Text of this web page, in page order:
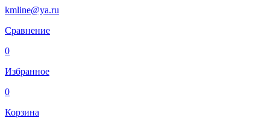
kmline@ya.ru
Сравнение
0
Избранное
0
Корзина